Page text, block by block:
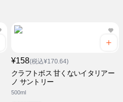
¥158(税込¥170.64)
クラフトボス 甘くないイタリアー
ノ サントリー
500ml